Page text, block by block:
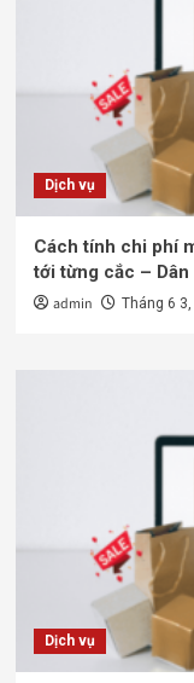
Dịch vụ
Cách tính chi phí
tới từng cắc – Dân
admin Tháng 6
Dịch vụ